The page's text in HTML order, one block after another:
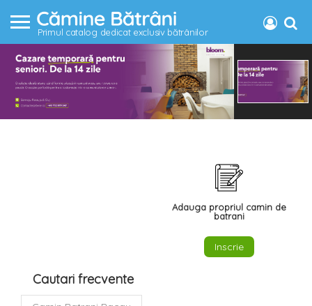
Primul catalog dedicat exclusiv bătrânilor
Cautari frecvente
Adauga propriul camin de
batrani
Inscrie